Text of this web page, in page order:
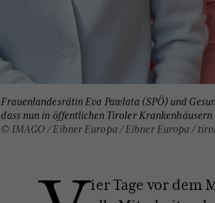
Frauenlandesrätin Eva Pawlata (SPÖ) und
dass nun in öffentlichen Tiroler
© IMAGO / Eibner Europa / Eibner Europa /
ier Tage vor dem